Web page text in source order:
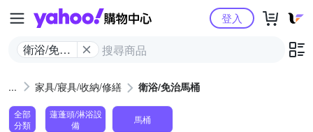
Yahoo購物中心
衛浴/免治
登入
家具/寢具/收納/修繕 衛浴/免治馬桶
全部
分類
蓮蓬頭/淋浴設
備
馬桶